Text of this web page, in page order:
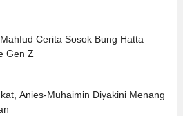
Cerita Sosok Bung Hatta
Gen Z
Anies-Muhaimin Diyakini Menang